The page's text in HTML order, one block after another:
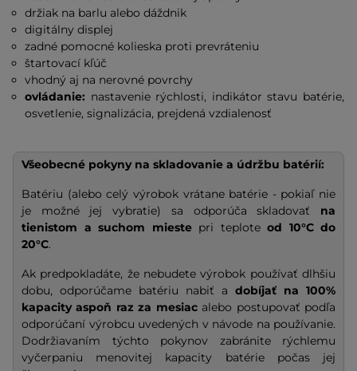
držiak na barlu alebo dáždnik
digitálny displej
zadné pomocné kolieska proti prevráteniu
štartovací kľúč
vhodný aj na nerovné povrchy
ovládanie: nastavenie rýchlosti, indikátor stavu batérie,
osvetlenie, signalizácia, prejdená vzdialenosť
Všeobecné pokyny na skladovanie a údržbu batérií:
Batériu (alebo celý výrobok vrátane batérie - pokiaľ nie
je možné jej vybratie) sa odporúča skladovať na
tienistom a suchom miestepri teplote od 10°C do
20°C.
Ak predpokladáte, že nebudete výrobok používať dlhšiu
dobu, odporúčame batériu nabiť a dobíjať na 100%
kapacity aspoň raz za mesiacalebo postupovať podľa
odporúčaní výrobcu uvedených v návode na používanie.
Dodržiavaním týchto pokynov zabránite rýchlemu
vyčerpaniu menovitej kapacity batérie počas jej